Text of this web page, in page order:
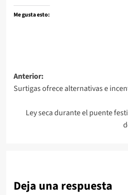
Me gusta esto:
Navegación
de
entradas
Anterior:
Surtigas ofrece alternativas e
Ley seca durante el puente
Deja una respuesta